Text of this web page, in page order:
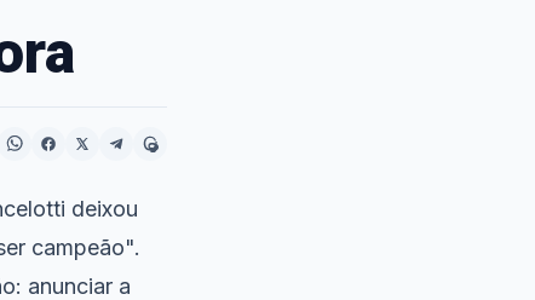
deixou
campeão".
anunciar a